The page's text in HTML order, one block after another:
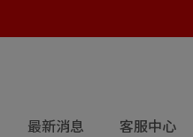
最新消息 客服中心